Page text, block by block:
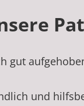
gut
und